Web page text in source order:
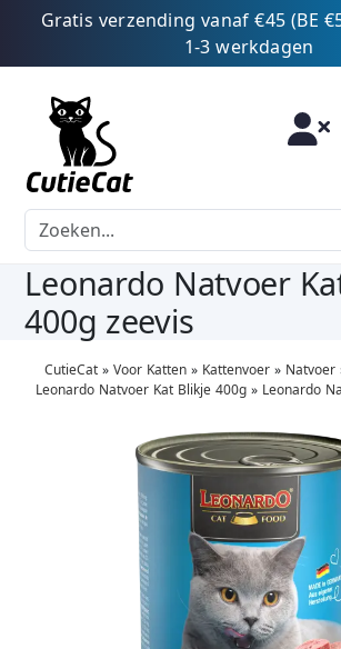
Gratis verzending vanaf €45 (BE
1-3 werkdagen
Leonardo Natvoer
400g zeevis
CutieCat» Voor Katten» Kattenvoer» Natvoer
Leonardo Natvoer Kat Blikje 400g» Leonardo